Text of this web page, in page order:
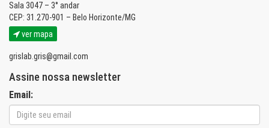
Sala 3047 – 3° andar
CEP: 31.270-901 – Belo Horizonte/MG
ver mapa
grislab.gris@gmail.com
Assine nossa newsletter
Email: